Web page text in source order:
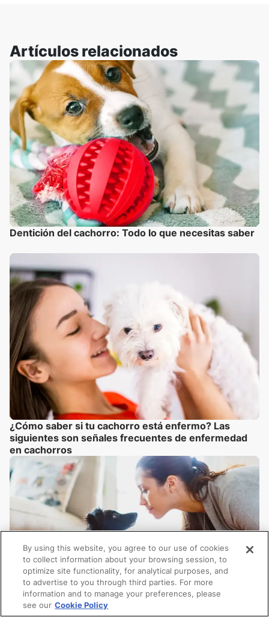
Artículos relacionados
Dentición del cachorro: Todo lo que necesitas saber
¿Cómo saber si tu cachorro está enfermo? Las
siguientes son señales frecuentes de enfermedad
en cachorros
By using this website, you agree to our use of cookies
to collect information about your browsing session, to
optimize site functionality, for analytical purposes, and
to advertise to you through third parties. For more
information and to manage your preferences, please
see our Cookie Policy